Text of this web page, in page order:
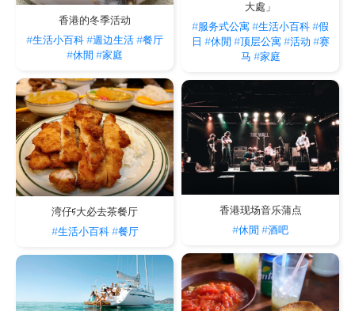
大處」
#服务式公寓#生活小百科#假
日 #休閒 #顶层公寓 #活动 #赛
马 #家庭
香港的冬季活动
#生活小百科#週边生活#餐厅
#休閒 #家庭
湾仔5大必去茶餐厅
#生活小百科 #餐厅
香港现场音乐蒲点
#休閒 #酒吧